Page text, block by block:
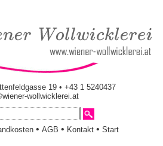
19 • +43 1 5240437
wollwicklerei.at
•AGB • Kontakt •Start